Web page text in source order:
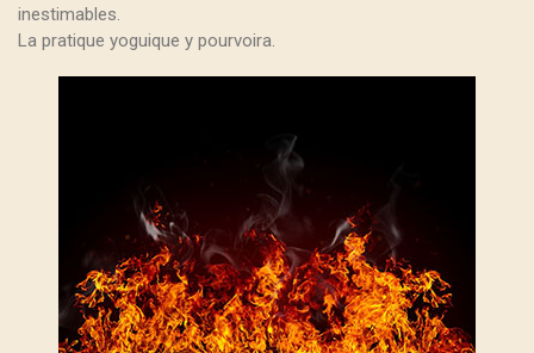
inestimables.
La pratique yoguique y pourvoira.